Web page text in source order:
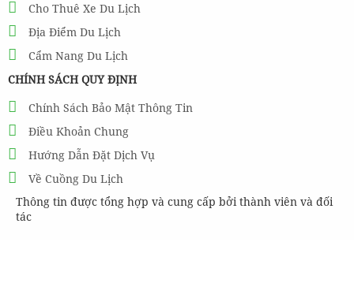
Cho Thuê Xe Du Lịch
Địa Điểm Du Lịch
Cẩm Nang Du Lịch
CHÍNH SÁCH QUY ĐỊNH
Chính Sách Bảo Mật Thông Tin
Điều Khoản Chung
Hướng Dẫn Đặt Dịch Vụ
Về Cuồng Du Lịch
Thông tin được tổng hợp và cung cấp bởi thành viên và đối
tác